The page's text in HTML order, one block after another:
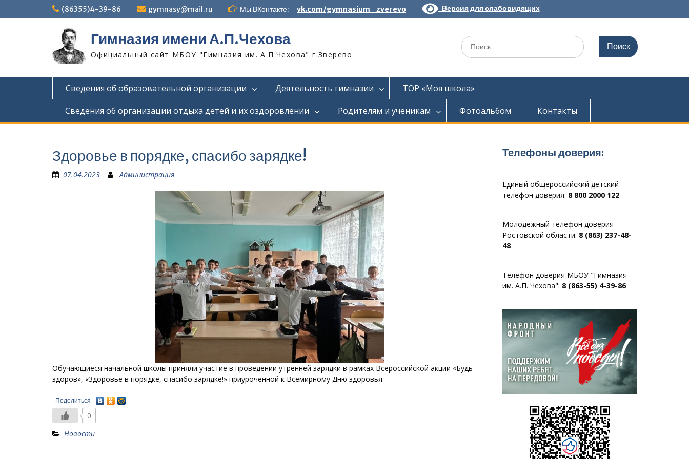
to
(86355)4-39-86 gymnasy@mail.ru Мы ВКонтакте: vk.com/gymnasium_zverevo Версия для слабовидящих
Гимназия имени А.П.Чехова
Официальный сайт МБОУ "Гимназия им. А.П.Чехова" г.Зверево
Search
for:
Сведения об образовательной организации Деятельность гимназии
ТОР «Моя школа»
Сведения об организации отдыха детей и их оздоровлении
Родителям и ученикам Фотоальбом Контакты
Здоровье в порядке, спасибо зарядке!
07.04.2023 Администрация
Обучающиеся начальной школы приняли участие в проведении утренней зарядки в рамках Всероссийской акции «Будь
здоров», «Здоровье в порядке, спасибо зарядке!» приуроченной к Всемирному Дню здоровья.
Поделиться
0
Новости
Телефоны доверия:
Единый общероссийский детский
телефон доверия: 8 800 2000 122
Молодежный телефон доверия
Ростовской области: 8 (863) 237-48-
48
Телефон доверия МБОУ "Гимназия
им. А.П. Чехова": 8 (863-55) 4-39-86